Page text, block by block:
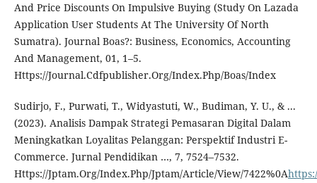
And Price Discounts On Impulsive Buying (Study On Lazada
Application User Students At The University Of North
Sumatra). Journal Boas?: Business, Economics, Accounting
And Management, 01, 1–5.
Https://Journal.Cdfpublisher.Org/Index.Php/Boas/Index
Sudirjo, F., Purwati, T., Widyastuti, W., Budiman, Y. U., & ...
(2023). Analisis Dampak Strategi Pemasaran Digital Dalam
Meningkatkan Loyalitas Pelanggan: Perspektif Industri E-
Commerce. Jurnal Pendidikan …, 7, 7524–7532.
Https://Jptam.Org/Index.Php/Jptam/Article/View/7422%0A